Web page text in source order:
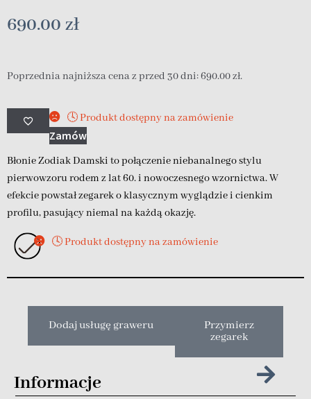
690.00 zł
Poprzednia najniższa cena z przed 30 dni:690.00zł.
🕓 Produkt dostępny na zamówienie
Zamów
Błonie Zodiak Damski to połączenie niebanalnego stylu
pierwowzoru rodem z lat 60. i nowoczesnego wzornictwa. W
efekcie powstał zegarek o klasycznym wyglądzie i cienkim
profilu, pasujący niemal na każdą okazję.
🕓 Produkt dostępny na zamówienie
Dodaj usługę graweru
Przymierz
zegarek
Informacje